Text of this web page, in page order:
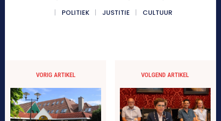
POLITIEK
JUSTITIE CULTUUR
VORIG ARTIKEL VOLGEND ARTIKEL